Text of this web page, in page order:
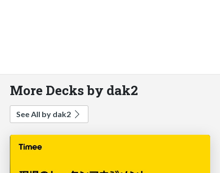
More Decks by dak2
See All by dak2